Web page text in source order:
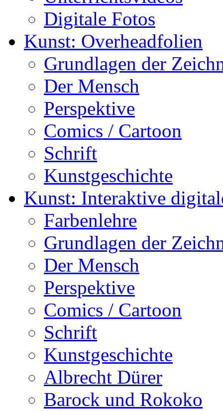
Digitale Fotos
Kunst: Overheadfolien
Grundlagen der
Der Mensch
Perspektive
Comics / Cartoon
Schrift
Kunstgeschichte
Kunst: Interaktive
Farbenlehre
Grundlagen der
Der Mensch
Perspektive
Comics / Cartoon
Schrift
Kunstgeschichte
Albrecht Dürer
Barock und Rokoko